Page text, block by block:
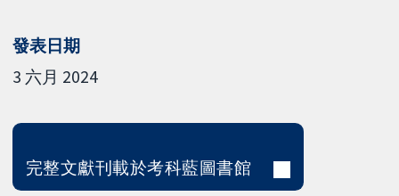
發表日期
3 六月 2024
完整文獻刊載於考科藍圖書館